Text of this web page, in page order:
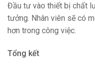
Đầu tư vào thiết bị chất
tưởng. Nhân viên sẽ có
hơn trong công việc.
Tổng kết